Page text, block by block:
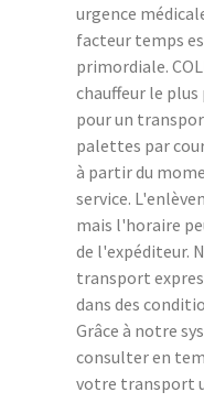
urgence
facteur temps
primordiale.
chauffeur le
pour un
palettes par
à partir du
service.
mais l'horaire
de l'expéditeur.
transport
dans des
Grâce à notre
consulter en
votre transport